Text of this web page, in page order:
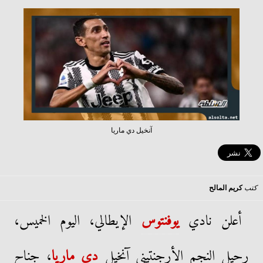
آنخيل دي ماريا
كتبكريم المالح
أعلن نادييوفنتوس الإيطالي، اليوم الخميس،
رحيل النجم الأرجنتيني آنخيل دي ماريا، جناح